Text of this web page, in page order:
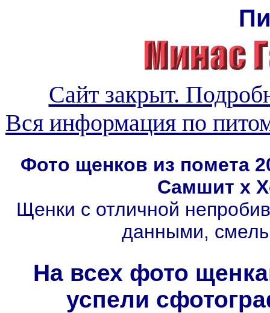
Сайт закрыт.
Вся информация по
Фото щенков из помета
Самшит х
Щенки с отличной
данными,
На всех фото
успели